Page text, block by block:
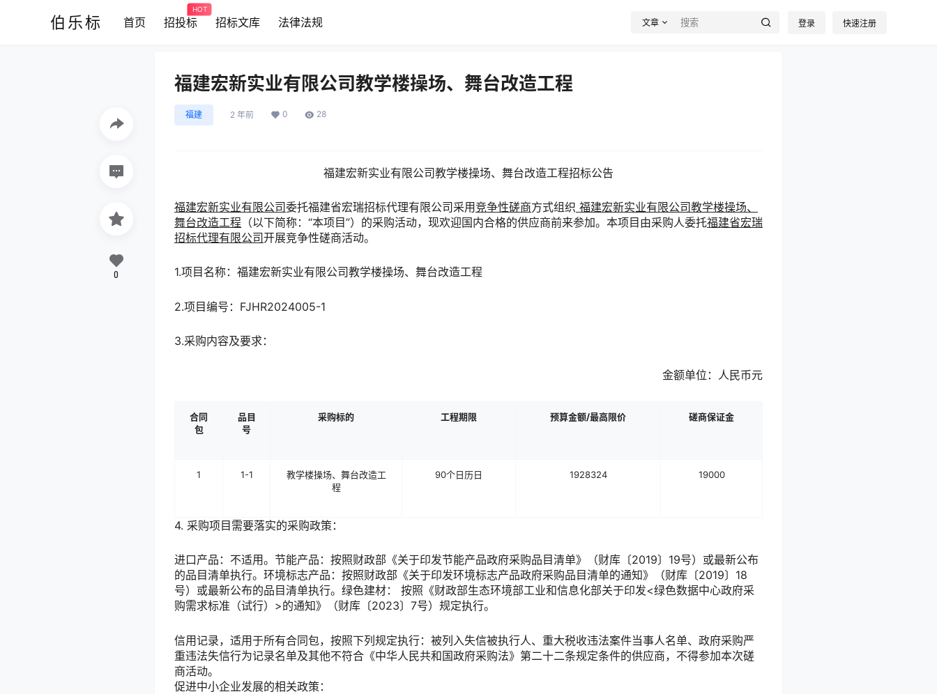
伯乐标 首页 招投标
HOT
招标文库 法律法规 文章 登录 快速注册
福建宏新实业有限公司教学楼操场、舞台改造工程
福建 2 年前 0 28
福建宏新实业有限公司教学楼操场、舞台改造工程招标公告
福建宏新实业有限公司委托福建省宏瑞招标代理有限公司采用竞争性磋商方式组织 福建宏新实业有限公司教学楼操场、
舞台改造工程 （以下简称：“本项目”）的采购活动，现欢迎国内合格的供应商前来参加。本项目由采购人委托福建省宏瑞
招标代理有限公司开展竞争性磋商活动。
1.项目名称：福建宏新实业有限公司教学楼操场、舞台改造工程
2.项目编号：FJHR2024005-1
3.采购内容及要求：
金额单位：人民币元
合同
包
品目
号
采购标的 工程期限 预算金额/最高限价 磋商保证金
1 1-1
教学楼操场、舞台改造工
程
90个日历日 1928324 19000
4. 采购项目需要落实的采购政策：
进口产品：不适用。节能产品：按照财政部《关于印发节能产品政府采购品目清单》（财库〔2019〕19号）或最新公布
的品目清单执行。环境标志产品：按照财政部《关于印发环境标志产品政府采购品目清单的通知》（财库〔2019〕18
号）或最新公布的品目清单执行。绿色建材： 按照《财政部生态环境部工业和信息化部关于印发<绿色数据中心政府采
购需求标准（试行）>的通知》（财库〔2023〕7号）规定执行。
信用记录，适用于所有合同包，按照下列规定执行：被列入失信被执行人、重大税收违法案件当事人名单、政府采购严
重违法失信行为记录名单及其他不符合《中华人民共和国政府采购法》第二十二条规定条件的供应商，不得参加本次磋
商活动。
促进中小企业发展的相关政策：
0